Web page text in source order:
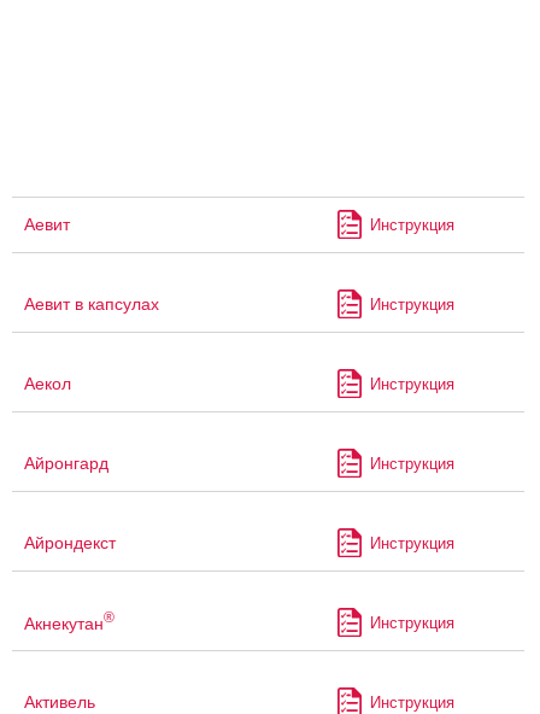
Аевит Инструкция
Аевит в капсулах Инструкция
Аекол Инструкция
Айронгард Инструкция
Айрондекст Инструкция
Акнекутан® Инструкция
Активель Инструкция